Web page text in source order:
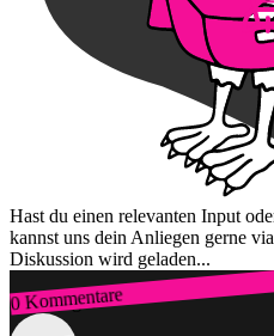
Hast du einen relevanten Input
kannst uns dein Anliegen gerne
Diskussion wird geladen...
0 Kommentare
Zum Login